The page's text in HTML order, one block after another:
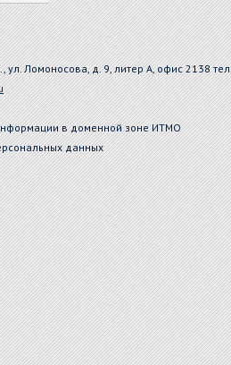
ул. Ломоносова, д. 9, литер А, офис 2138
в доменной зоне ИТМО
данных